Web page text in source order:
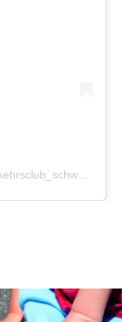
Ein Beitrag geteilt von VCS Verkehrs-Club der Schweiz (@verkehrsclub_schweiz)